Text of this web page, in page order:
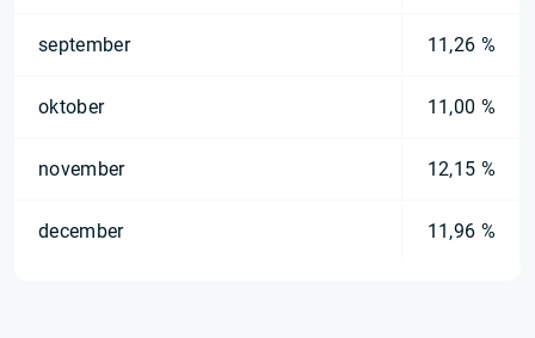
september 11,26 %
oktober 11,00 %
november 12,15 %
december 11,96 %